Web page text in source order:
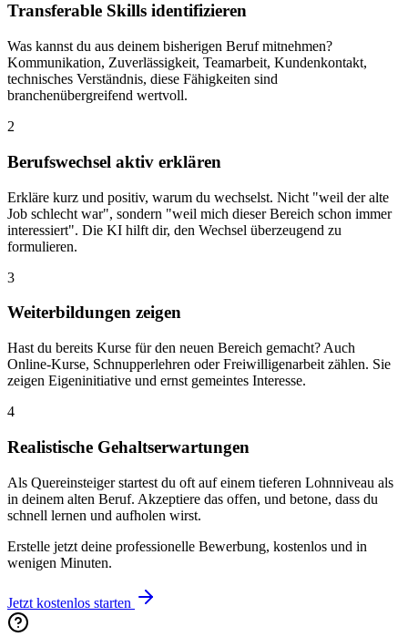
Transferable Skills identifizieren
Was kannst du aus deinem bisherigen Beruf mitnehmen?
Kommunikation, Zuverlässigkeit, Teamarbeit, Kundenkontakt,
technisches Verständnis, diese Fähigkeiten sind
branchenübergreifend wertvoll.
2
Berufswechsel aktiv erklären
Erkläre kurz und positiv, warum du wechselst. Nicht "weil der alte
Job schlecht war", sondern "weil mich dieser Bereich schon immer
interessiert". Die KI hilft dir, den Wechsel überzeugend zu
formulieren.
3
Weiterbildungen zeigen
Hast du bereits Kurse für den neuen Bereich gemacht? Auch
Online-Kurse, Schnupperlehren oder Freiwilligenarbeit zählen. Sie
zeigen Eigeninitiative und ernst gemeintes Interesse.
4
Realistische Gehaltserwartungen
Als Quereinsteiger startest du oft auf einem tieferen Lohnniveau als
in deinem alten Beruf. Akzeptiere das offen, und betone, dass du
schnell lernen und aufholen wirst.
Erstelle jetzt deine professionelle Bewerbung, kostenlos und in
wenigen Minuten.
Jetzt kostenlos starten